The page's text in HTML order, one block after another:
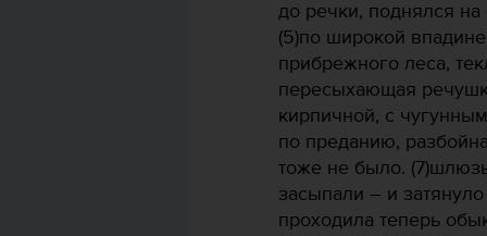
до речки, поднялся на
(5)по широкой
прибрежного леса,
пересыхающая
кирпичной, с
по преданию,
тоже не было.
засыпали – и
проходила теперь